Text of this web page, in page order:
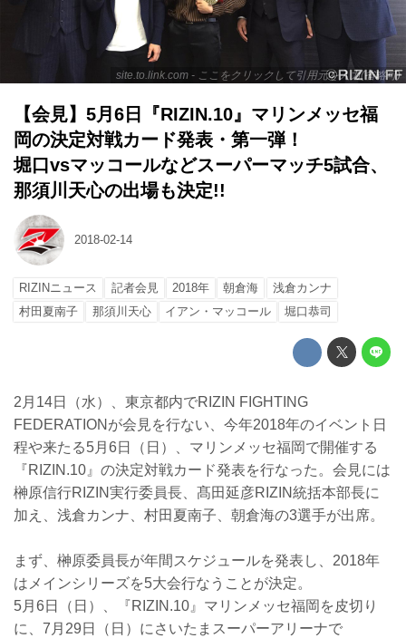
site.to.link.com - ここをクリックして引用元を入力(省略可)
【会見】5月6日『RIZIN.10』マリンメッセ福
岡の決定対戦カード発表・第一弾！
堀口vsマッコールなどスーパーマッチ5試合、
那須川天心の出場も決定!!
2018-02-14
RIZINニュース 記者会見 2018年 朝倉海
浅倉カンナ
村田夏南子
那須川天心 イアン・マッコール 堀口恭司
2月14日（水）、東京都内でRIZIN FIGHTING
FEDERATIONが会見を行ない、今年2018年のイベント日
程や来たる5月6日（日）、マリンメッセ福岡で開催する
『RIZIN.10』の決定対戦カード発表を行なった。会見には
榊原信行RIZIN実行委員長、髙田延彦RIZIN統括本部長に
加え、浅倉カンナ、村田夏南子、朝倉海の3選手が出席。
まず、榊原委員長が年間スケジュールを発表し、2018年
はメインシリーズを5大会行なうことが決定。
5月6日（日）、『RIZIN.10』マリンメッセ福岡を皮切り
に、7月29日（日）にさいたまスーパーアリーナで